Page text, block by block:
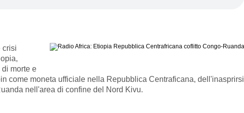
crisi
morte e
come moneta ufficiale nella Repubblica Centraficana, dell'inasprirsi
nell'area di confine del Nord Kivu.